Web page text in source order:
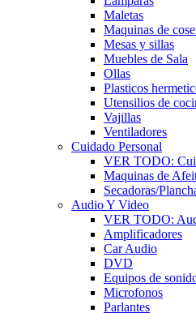
Maletas
Maquinas de
Mesas y sillas
Muebles de Sala
Ollas
Plasticos
Utensilios de
Vajillas
Ventiladores
Cuidado Personal
VER TODO:
Maquinas de
Secadoras/
Audio Y Video
VER TODO:
Amplificadores
Car Audio
DVD
Equipos de
Microfonos
Parlantes